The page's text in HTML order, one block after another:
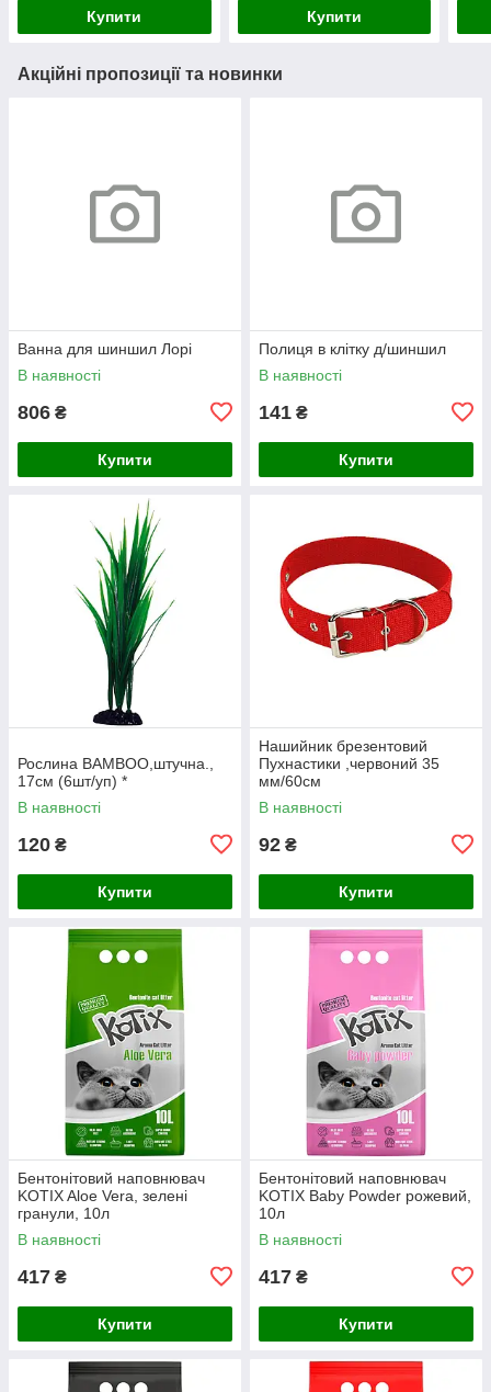
Купити Купити
Акційні пропозиції та новинки
Ванна для шиншил Лорі
В наявності
806 ₴
Купити
Полиця в клітку д/шиншил
В наявності
141 ₴
Купити
Рослина BAMBOO,штучна.,
17см (6шт/уп) *
В наявності
120 ₴
Купити
Нашийник брезентовий
Пухнастики ,червоний 35
мм/60см
В наявності
92 ₴
Купити
Бентонітовий наповнювач
KOTIX Aloe Vera, зелені
гранули, 10л
В наявності
417 ₴
Купити
Бентонітовий наповнювач
KOTIX Baby Powder рожевий,
10л
В наявності
417 ₴
Купити